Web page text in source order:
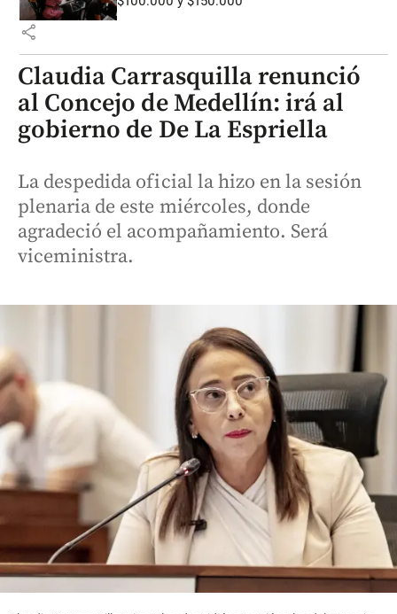
share
Claudia Carrasquilla renunció
al Concejo de Medellín: irá al
gobierno de De La Espriella
La despedida oficial la hizo en la sesión
plenaria de este miércoles, donde
agradeció el acompañamiento. Será
viceministra.